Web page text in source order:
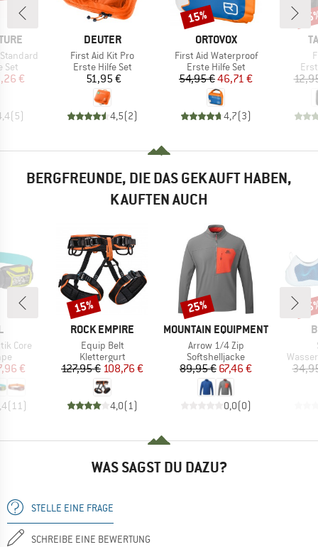
Set
Preis
€
( 5)
MARKE
DEUTER
Artikel
First Aid Kit Pro
Produktgruppe
Erste Hilfe Set
Preis
51,95 €
4,5(2)
MARKE
ORTOVOX
Artikel
First Aid Waterproof
Produktgruppe
Erste Hilfe Set
Preis
54,95 €reduzierter Preis
46,71 €
4,7(3)
Rabatt
15%
BERGFREUNDE, DIE DAS GEKAUFT HABEN,
KAUFTEN AUCH
Core
Preis
€
(11 )
MARKE
ROCK EMPIRE
Artikel
Equip Belt
Produktgruppe
Klettergurt
Preis
127,95 € reduzierter Preis
108,76 €
4,0(1 )
Rabatt
15%
MARKE
MOUNTAIN EQUIPMENT
Artikel
Arrow 1/4 Zip
Produktgruppe
Softshelljacke
Preis
89,95 €reduzierter Preis
67,46 €
0,0(0)
Rabatt
25%
WAS SAGST DU DAZU?
STELLE EINE FRAGE
SCHREIBE EINE BEWERTUNG